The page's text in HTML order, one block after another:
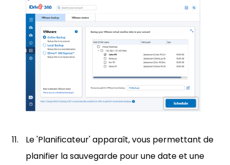
Le 'Planificateur' apparaît, vous permettant de
planifier la sauvegarde pour une date et une